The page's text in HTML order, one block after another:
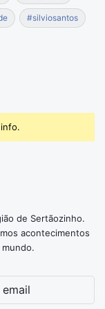
#silviosantos
de Sertãozinho.
acontecimentos